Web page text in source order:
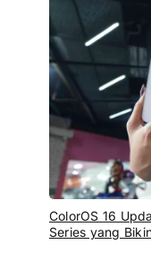
ColorOS 16
Series yang